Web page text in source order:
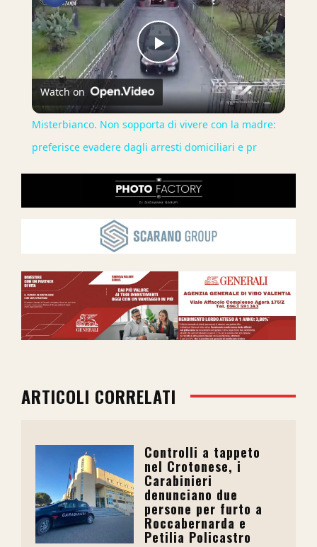
Play
Video
Watch on
Misterbianco. Non sopporta di vivere con la madre:
preferisce evadere dagli arresti domiciliari e pr
ARTICOLI CORRELATI
Controlli a tappeto
nel Crotonese, i
Carabinieri
denunciano due
persone per furto a
Roccabernarda e
Petilia Policastro